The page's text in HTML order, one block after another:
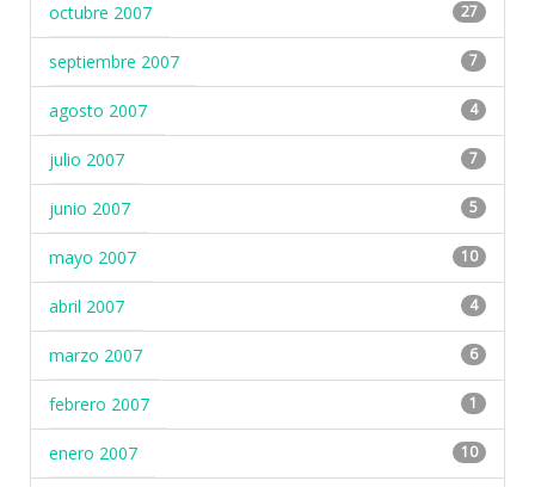
octubre 2007 27
septiembre 2007 7
agosto 2007 4
julio 2007 7
junio 2007 5
mayo 2007 10
abril 2007 4
marzo 2007 6
febrero 2007 1
enero 2007 10